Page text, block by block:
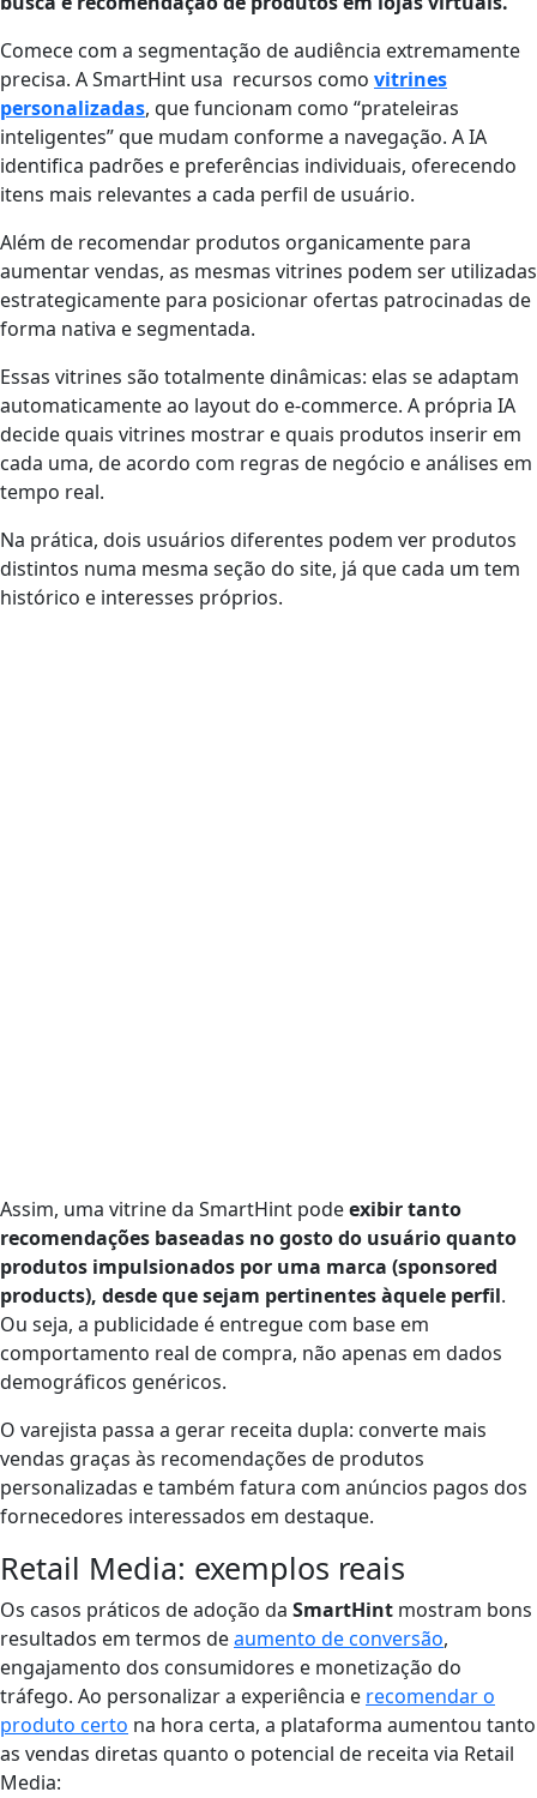
Comece com a segmentação de audiência extremamente
precisa. A SmartHint usa recursos como vitrines
personalizadas, que funcionam como “prateleiras
inteligentes” que mudam conforme a navegação. A IA
identifica padrões e preferências individuais, oferecendo
itens mais relevantes a cada perfil de usuário.
Além de recomendar produtos organicamente para
aumentar vendas, as mesmas vitrines podem ser utilizadas
estrategicamente para posicionar ofertas patrocinadas de
forma nativa e segmentada.
Essas vitrines são totalmente dinâmicas: elas se adaptam
automaticamente ao layout do e-commerce. A própria IA
decide quais vitrines mostrar e quais produtos inserir em
cada uma, de acordo com regras de negócio e análises em
tempo real.
Na prática, dois usuários diferentes podem ver produtos
distintos numa mesma seção do site, já que cada um tem
histórico e interesses próprios.
Assim, uma vitrine da SmartHint podeexibir tanto
recomendações baseadas no gosto do usuário quanto
produtos impulsionados por uma marca (sponsored
products), desde que sejam pertinentes àquele perfil.
Ou seja, a publicidade é entregue com base em
comportamento real de compra, não apenas em dados
demográficos genéricos​.
O varejista passa a gerar receita dupla: converte mais
vendas graças às recomendações de produtos
personalizadas e também fatura com anúncios pagos dos
fornecedores interessados em destaque.
Retail Media: exemplos reais
Os casos práticos de adoção da SmartHint mostram bons
resultados em termos deaumento de conversão,
engajamento dos consumidores e monetização do
tráfego. Ao personalizar a experiência e recomendar o
produto certo na hora certa, a plataforma aumentou tanto
as vendas diretas quanto o potencial de receita via Retail
Media: